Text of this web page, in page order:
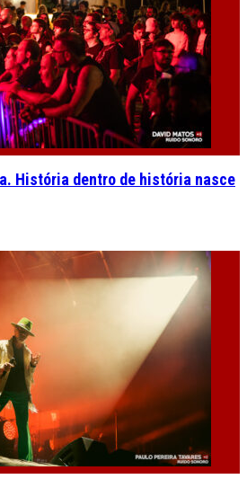
História dentro de história nasce